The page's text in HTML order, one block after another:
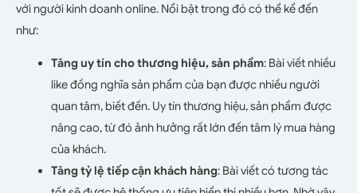
với người kinh doanh online. Nổi bật trong đó có thể kể đến
như:
Tăng uy tín cho thương hiệu, sản phẩm: Bài viết nhiều
like đồng nghĩa sản phẩm của bạn được nhiều người
quan tâm, biết đến. Uy tín thương hiệu, sản phẩm được
nâng cao, từ đó ảnh hưởng rất lớn đến tâm lý mua hàng
của khách.
Tăng tỷ lệ tiếp cận khách hàng: Bài viết có tương tác